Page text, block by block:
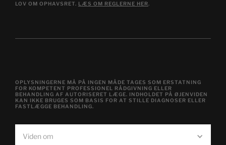
LOV OM OPHAVSRET. LÆS OM REGLERNE HER.
Viden om
OPLYSNINGERNE MÅ PÅ INGEN MÅDE TAGES SOM ERSTATNING
FOR KOMPETENT PROFESSIONEL RÅDGIVNING ELLER
BEHANDLING AF AUTORISERET LÆGE. INDHOLDET PÅ ØJENVIDEN
KAN IKKE BRUGES SOM BASIS FOR AT STILLE DIAGNOSER ELLER
FASTLÆGGE BEHANDLING.